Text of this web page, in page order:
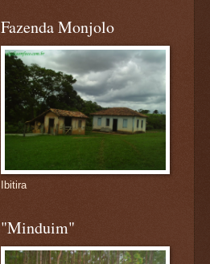
Fazenda Monjolo
Ibitira
"Minduim"